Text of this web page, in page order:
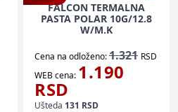
FALCON TERMALNA
PASTA POLAR 10G/12.8
W/M.K
Cena na odloženo:1.321 RSD
WEB cena: 1.190
RSD
Ušteda 131 RSD